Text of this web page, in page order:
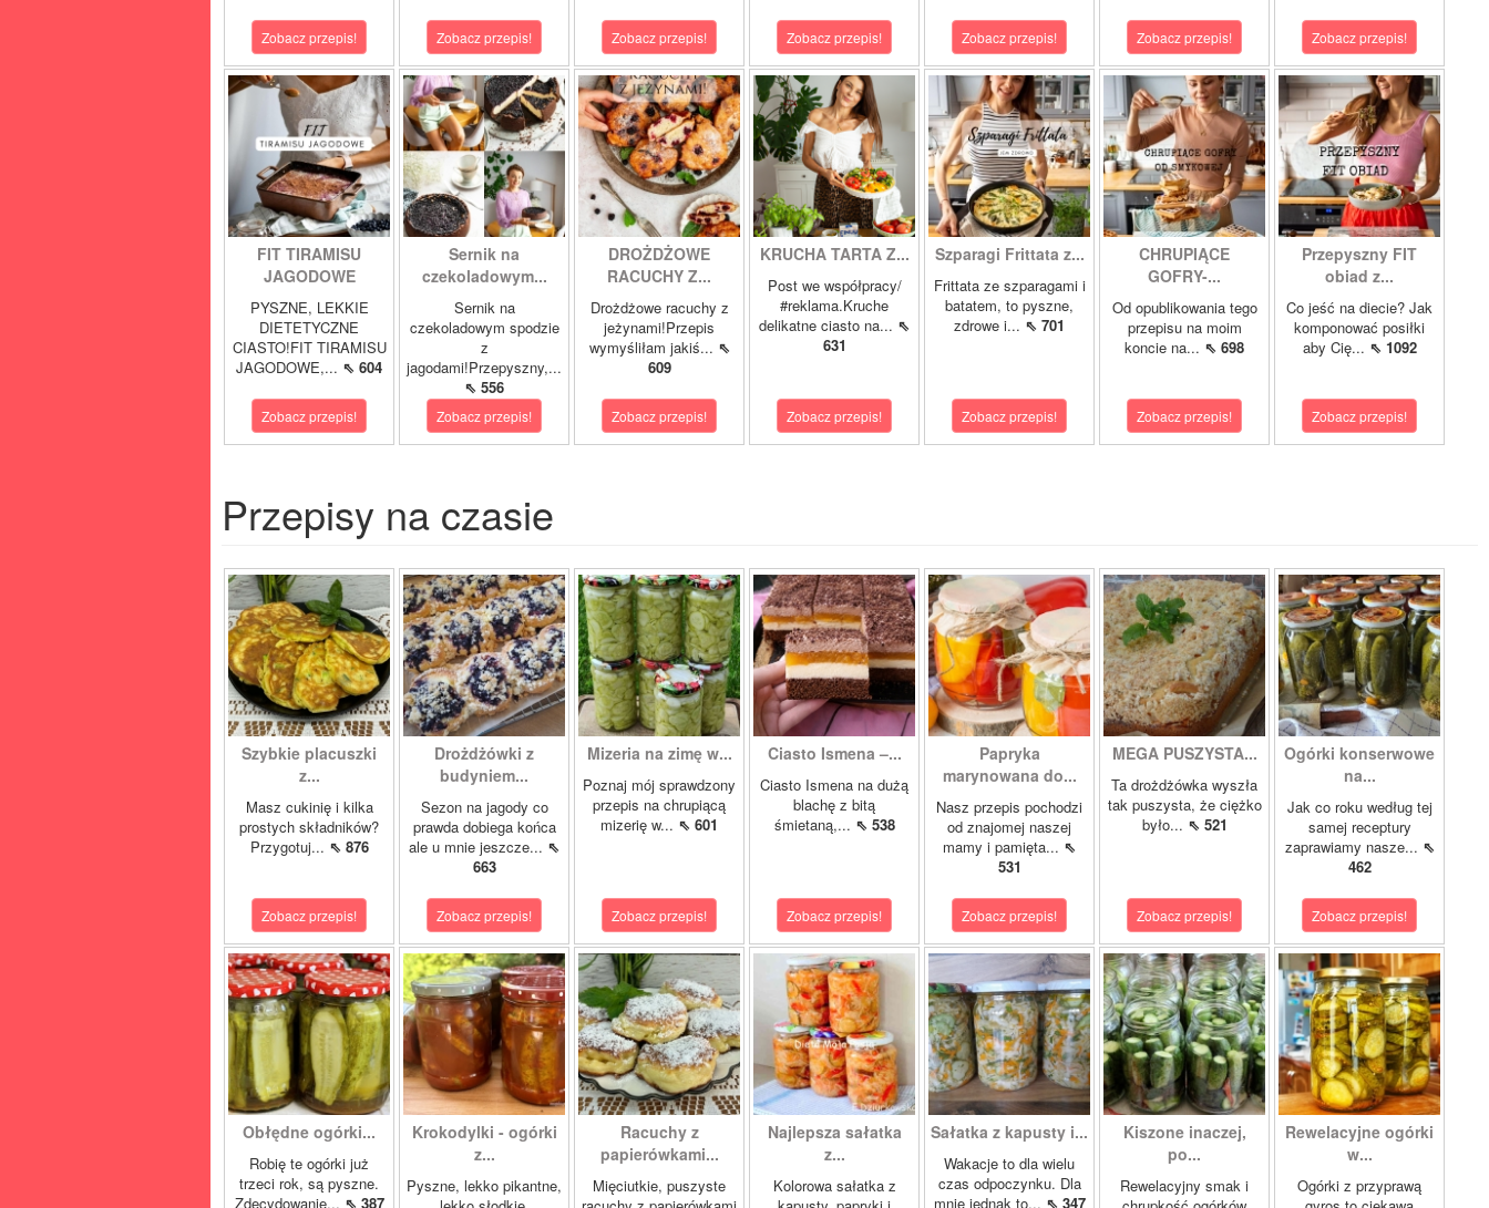
Zobacz przepis! Zobacz przepis! Zobacz przepis! Zobacz przepis! Zobacz przepis! Zobacz przepis! Zobacz przepis!
FIT TIRAMISU
JAGODOWE
PYSZNE, LEKKIE
DIETETYCZNE
CIASTO!FIT TIRAMISU
JAGODOWE,... ⇖ 604
Zobacz przepis!
Sernik na
czekoladowym...
Sernik na
czekoladowym spodzie
z
jagodami!Przepyszny,...
⇖ 556
Zobacz przepis!
DROŻDŻOWE
RACUCHY Z...
Drożdżowe racuchy z
jeżynami!Przepis
wymyśliłam jakiś... ⇖
609
Zobacz przepis!
KRUCHA TARTA Z...
Post we współpracy/
#reklama.Kruche
delikatne ciasto na... ⇖
631
Zobacz przepis!
Szparagi Frittata z...
Frittata ze szparagami i
batatem, to pyszne,
zdrowe i... ⇖ 701
Zobacz przepis!
CHRUPIĄCE
GOFRY-...
Od opublikowania tego
przepisu na moim
koncie na... ⇖ 698
Zobacz przepis!
Przepyszny FIT
obiad z...
Co jeść na diecie? Jak
komponować posiłki
aby Cię... ⇖ 1092
Zobacz przepis!
Przepisy na czasie
Szybkie placuszki
z...
Masz cukinię i kilka
prostych składników?
Przygotuj... ⇖ 876
Zobacz przepis!
Drożdżówki z
budyniem...
Sezon na jagody co
prawda dobiega końca
ale u mnie jeszcze... ⇖
663
Zobacz przepis!
Mizeria na zimę w...
Poznaj mój sprawdzony
przepis na chrupiącą
mizerię w... ⇖ 601
Zobacz przepis!
Ciasto Ismena –...
Ciasto Ismena na dużą
blachę z bitą
śmietaną,... ⇖ 538
Zobacz przepis!
Papryka
marynowana do...
Nasz przepis pochodzi
od znajomej naszej
mamy i pamięta... ⇖
531
Zobacz przepis!
MEGA PUSZYSTA...
Ta drożdżówka wyszła
tak puszysta, że ciężko
było... ⇖ 521
Zobacz przepis!
Ogórki konserwowe
na...
Jak co roku według tej
samej receptury
zaprawiamy nasze... ⇖
462
Zobacz przepis!
Obłędne ogórki...
Robię te ogórki już
trzeci rok, są pyszne.
Zdecydowanie... ⇖ 387
Krokodylki - ogórki
z...
Pyszne, lekko pikantne,
Racuchy z
papierówkami...
Mięciutkie, puszyste
Najlepsza sałatka
z...
Kolorowa sałatka z
Sałatka z kapusty i...
Wakacje to dla wielu
czas odpoczynku. Dla
mnie jednak to... ⇖ 347
Kiszone inaczej,
po...
Rewelacyjny smak i
Rewelacyjne ogórki
w...
Ogórki z przyprawą